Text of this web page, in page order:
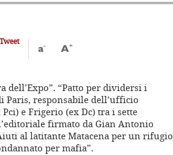
Tweet
a- A+
dell’Expo”. “Patto per dividersi i
responsabile dell’ufficio
e Frigerio (ex Dc) tra i sette
firmato da Gian Antonio
al latitante Matacena per un rifugio
per mafia”.